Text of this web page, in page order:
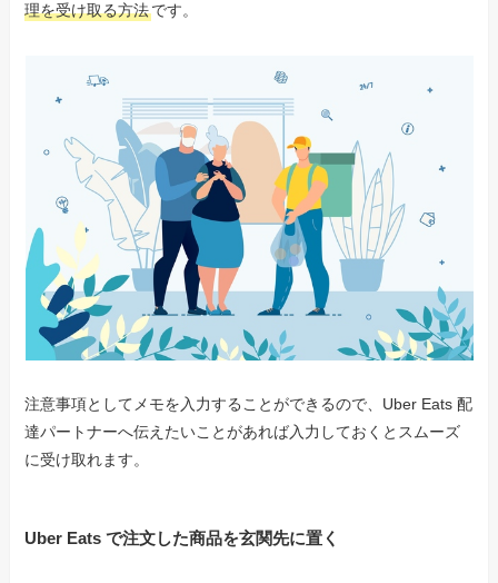
理を受け取る方法です。
注意事項としてメモを入力することができるので、Uber Eats 配
達パートナーへ伝えたいことがあれば入力しておくとスムーズ
に受け取れます。
Uber Eats で注文した商品を玄関先に置く